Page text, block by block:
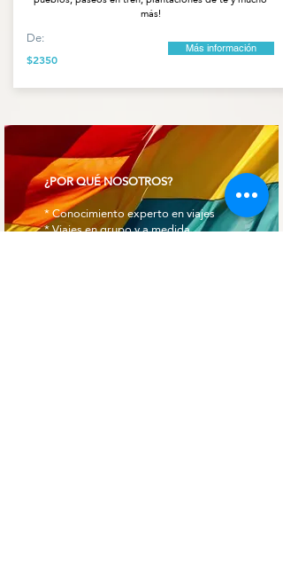
más!
De:
$2350
Más información
¿POR QUÉ NOSOTROS?
* Conocimiento experto en viajes
* Viajes en grupo y a medida